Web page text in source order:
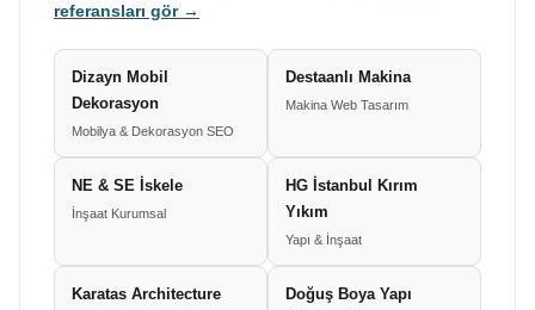
referansları gör →
Dizayn Mobil
Dekorasyon
Mobilya & Dekorasyon SEO
Destaanlı Makina
Makina Web Tasarım
NE & SE İskele
İnşaat Kurumsal
HG İstanbul Kırım
Yıkım
Yapı & İnşaat
Karatas Architecture
Doğuş Boya Yapı